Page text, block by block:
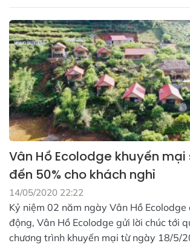
Vân Hồ Ecolodge khuyến mại
đến 50% cho khách nghỉ
14/05/2020 22:22
Kỷ niệm 02 năm ngày Vân Hồ
động, Vân Hồ Ecolodge gửi lời chúc tới
chương trình khuyến mại từ ngày 18/5/